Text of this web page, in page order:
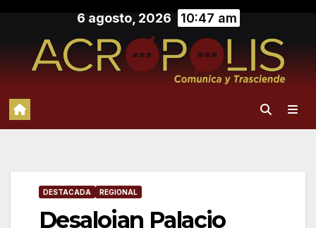
contenido
6 agosto, 2026 10:47 am
DESTACADA REGIONAL
Desalojan Palacio